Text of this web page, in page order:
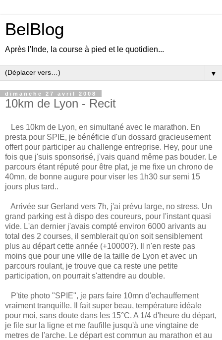
BelBlog
Après l'Inde, la course à pied et le quotidien...
▼
dimanche 27 avril 2008
10km de Lyon - Recit
Les 10km de Lyon, en simultané avec le marathon. En
presta pour SPIE, je bénéficie d'un dossard gracieusement
offert pour participer au challenge entreprise. Hey, pour une
fois que j'suis sponsorisé, j'vais quand même pas bouder. Le
parcours étant réputé pour être plat, je me fixe un chrono de
40mn, de bonne augure pour viser les 1h30 sur semi 15
jours plus tard..
Arrivée sur Gerland vers 7h, j'ai prévu large, no stress. Un
grand parking est à dispo des coureurs, pour l'instant quasi
vide. L'an dernier j'avais compté environ 6000 arivants au
total des 2 courses, il semblerait qu'on soit sensiblement
plus au départ cette année (+10000?). Il n'en reste pas
moins que pour une ville de la taille de Lyon et avec un
parcours roulant, je trouve que ca reste une petite
participation, on pourrait s'attendre au double.
P'tite photo "SPIE", je pars faire 10mn d'echauffement
vraiment tranquille. Il fait super beau, température idéale
pour moi, sans doute dans les 15°C. A 1/4 d'heure du départ,
je file sur la ligne et me faufille jusqu'à une vingtaine de
metres de l'arche. Le départ est commun au marathon et au